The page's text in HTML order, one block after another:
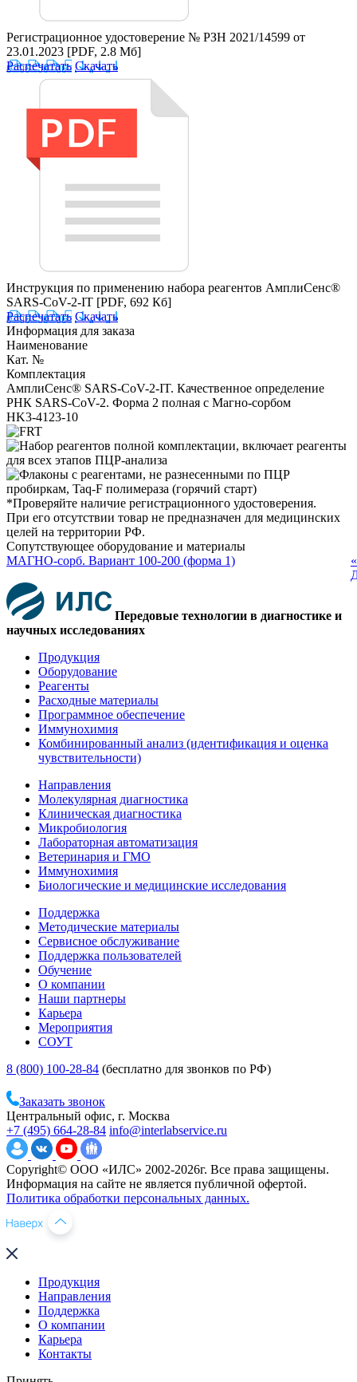
Регистрационное удостоверение № РЗН 2021/14599 от
23.01.2023 [PDF, 2.8 Мб]
Распечатать Скачать
Инструкция по применению набора реагентов АмплиСенс®
SARS-CoV-2-IT [PDF, 692 Кб]
Распечатать Скачать
Информация для заказа
Наименование
Кат. №
Комплектация
АмплиСенс® SARS-CoV-2-IT. Качественное определение
РНК SARS-CoV-2. Форма 2 полная с Магно-сорбом
HK3-4123-10
*Проверяйте наличие регистрационного удостоверения.
При его отсутствии товар не предназначен для медицинских
целей на территории РФ.
Сопутствующее оборудование и материалы
МАГНО-сорб. Вариант 100-200 (форма 1)
Передовые технологии в диагностике и
научных исследованиях
Продукция
Оборудование
Реагенты
Расходные материалы
Программное обеспечение
Иммунохимия
Комбинированный анализ (идентификация и оценка
чувствительности)
Направления
Молекулярная диагностика
Клиническая диагностика
Микробиология
Лабораторная автоматизация
Ветеринария и ГМО
Иммунохимия
Биологические и медицинские исследования
Поддержка
Методические материалы
Сервисное обслуживание
Поддержка пользователей
Обучение
О компании
Наши партнеры
Карьера
Мероприятия
СОУТ
8 (800) 100-28-84 (бесплатно для звонков по РФ)
Заказать звонок
Центральный офис, г. Москва
+7 (495) 664-28-84 info@interlabservice.ru
Copyright© ООО «ИЛС» 2002-2026г. Все права защищены.
Информация на сайте не является публичной офертой.
Политика обработки персональных данных.
Продукция
Направления
Поддержка
О компании
Карьера
Контакты